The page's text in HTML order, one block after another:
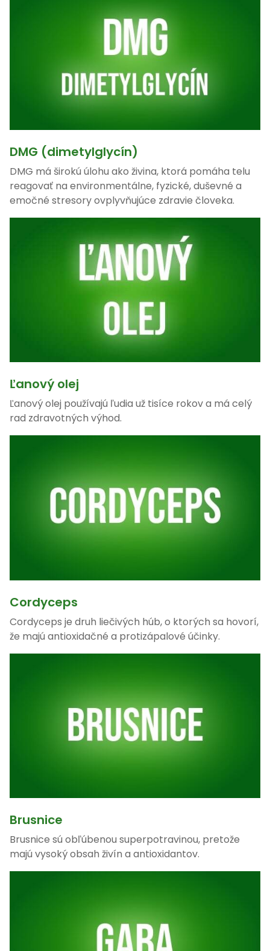
DMG (dimetylglycín)
DMG má širokú úlohu ako živina, ktorá pomáha telu
reagovať na environmentálne, fyzické, duševné a
emočné stresory ovplyvňujúce zdravie človeka.
Ľanový olej
Ľanový olej používajú ľudia už tisíce rokov a má celý
rad zdravotných výhod.
Cordyceps
Cordyceps je druh liečivých húb, o ktorých sa hovorí,
že majú antioxidačné a protizápalové účinky.
Brusnice
Brusnice sú obľúbenou superpotravinou, pretože
majú vysoký obsah živín a antioxidantov.